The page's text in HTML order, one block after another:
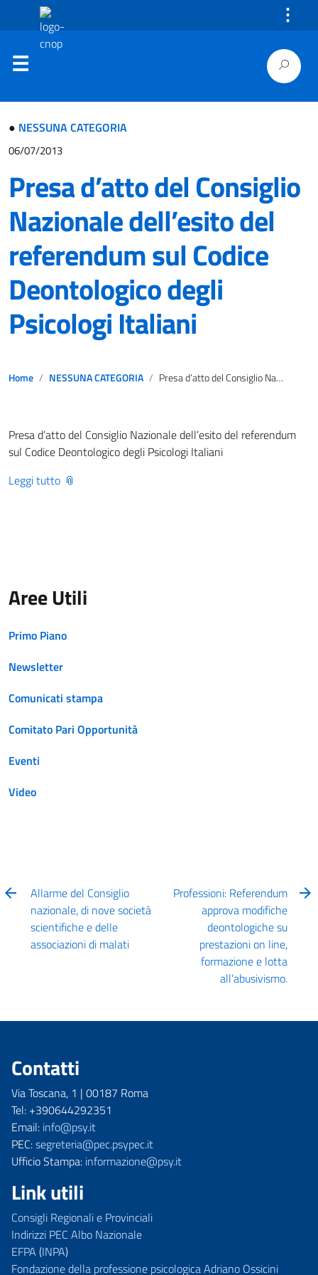
⋮
● NESSUNA CATEGORIA
06/07/2013
Presa d’atto del Consiglio
Nazionale dell’esito del
referendum sul Codice
Deontologico degli
Psicologi Italiani
Home NESSUNA CATEGORIA Presa d’atto del Consiglio Nazionale dell’esito del referendum sul Codice Deontologico degli Psicologi Italiani
Presa d’atto del Consiglio Nazionale dell’esito del referendum
sul Codice Deontologico degli Psicologi Italiani
Leggi tutto
Aree Utili
Primo Piano
Newsletter
Comunicati stampa
Comitato Pari Opportunità
Eventi
Video
Allarme del Consiglio
nazionale, di nove società
scientifiche e delle
associazioni di malati
Professioni: Referendum
approva modifiche
deontologiche su
prestazioni on line,
formazione e lotta
all’abusivismo.
Contatti
Via Toscana, 1 | 00187 Roma
Tel: +390644292351
Email: info@psy.it
PEC:segreteria@pec.psypec.it
Ufficio Stampa: informazione@psy.it
Link utili
Consigli Regionali e Provinciali
Indirizzi PEC Albo Nazionale
EFPA (INPA)
Fondazione della professione psicologica Adriano Ossicini